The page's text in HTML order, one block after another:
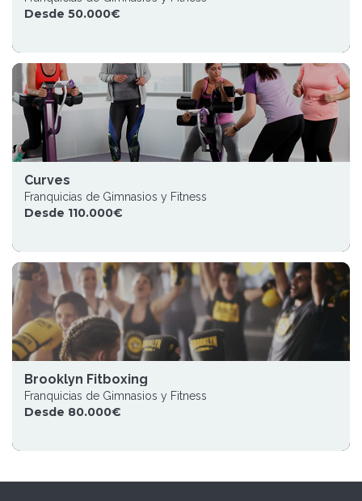
Desde 50.000€
Curves
Franquicias de Gimnasios y Fitness
Desde 110.000€
Brooklyn Fitboxing
Franquicias de Gimnasios y Fitness
Desde 80.000€